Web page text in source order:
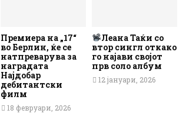
Премиера на „17“
во Берлин, ќе се
натпреварува за
наградата
Најдобар
дебитантски
филм
18 февруари, 2026
Леана Таќи со
втор сингл откако
го најави својот
прв соло албум
12 јануари, 2026